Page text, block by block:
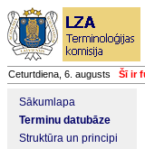
Ceturtdiena, 6. augusts Šī ir
Sākumlapa
Terminu datubāze
Struktūra un principi